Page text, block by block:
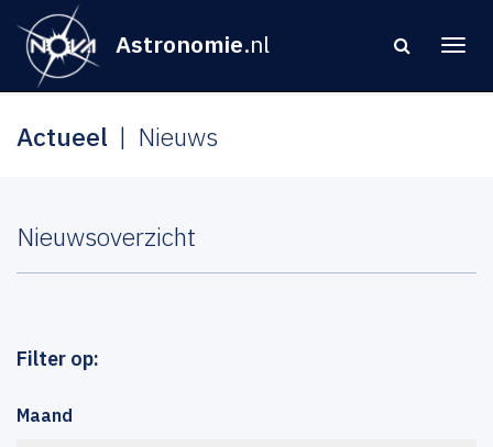
Astronomie.nl
Actueel Nieuws
Nieuwsoverzicht
Filter op:
Maand